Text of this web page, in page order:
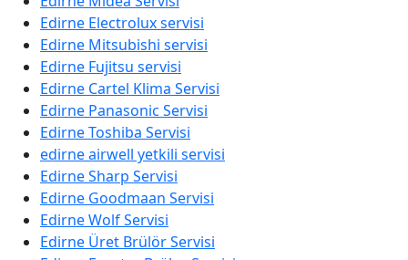
Edirne Electrolux servisi
Edirne Mitsubishi servisi
Edirne Fujitsu servisi
Edirne Cartel Klima Servisi
Edirne Panasonic Servisi
Edirne Toshiba Servisi
edirne airwell yetkili servisi
Edirne Sharp Servisi
Edirne Goodmaan Servisi
Edirne Wolf Servisi
Edirne Üret Brülör Servisi